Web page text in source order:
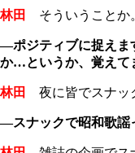
林田 そういうことか
―ポジティブに捉えま
か…というか、覚えて
林田 夜に皆でスナッ
―スナックで昭和歌謡